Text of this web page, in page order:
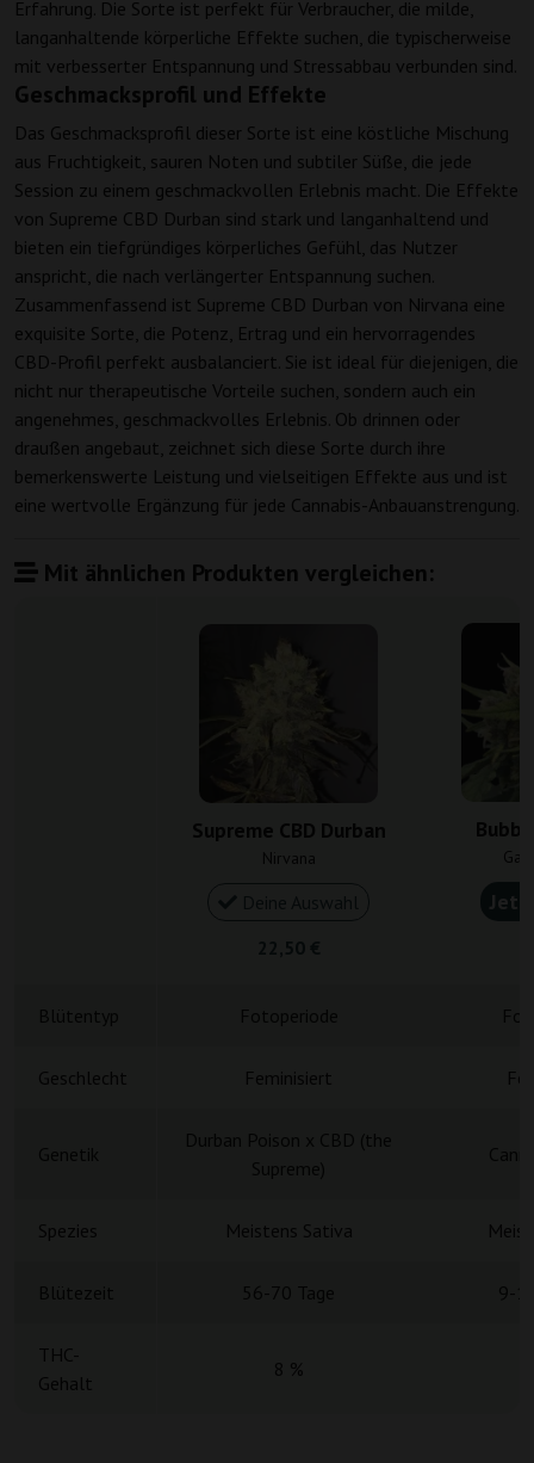
Erfahrung. Die Sorte ist perfekt für Verbraucher, die milde,
langanhaltende körperliche Effekte suchen, die typischerweise
mit verbesserter Entspannung und Stressabbau verbunden sind.
Geschmacksprofil und Effekte
Das Geschmacksprofil dieser Sorte ist eine köstliche Mischung
aus Fruchtigkeit, sauren Noten und subtiler Süße, die jede
Session zu einem geschmackvollen Erlebnis macht. Die Effekte
von Supreme CBD Durban sind stark und langanhaltend und
bieten ein tiefgründiges körperliches Gefühl, das Nutzer
anspricht, die nach verlängerter Entspannung suchen.
Zusammenfassend ist Supreme CBD Durban von Nirvana eine
exquisite Sorte, die Potenz, Ertrag und ein hervorragendes
CBD-Profil perfekt ausbalanciert. Sie ist ideal für diejenigen, die
nicht nur therapeutische Vorteile suchen, sondern auch ein
angenehmes, geschmackvolles Erlebnis. Ob drinnen oder
draußen angebaut, zeichnet sich diese Sorte durch ihre
bemerkenswerte Leistung und vielseitigen Effekte aus und ist
eine wertvolle Ergänzung für jede Cannabis-Anbauanstrengung.
Mit ähnlichen Produkten vergleichen:
Supreme CBD Durban
Nirvana
Geschlecht Feminisiert
Spezies Meistens Sativa
THC-
Gehalt
8 %